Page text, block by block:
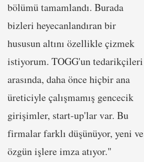
bölümü tamamlandı. Burada
bizleri heyecanlandıran bir
hususun altını özellikle çizmek
istiyorum. TOGG'un tedarikçileri
arasında, daha önce hiçbir ana
üreticiyle çalışmamış gencecik
girişimler, start-up'lar var. Bu
firmalar farklı düşünüyor, yeni ve
özgün işlere imza atıyor."